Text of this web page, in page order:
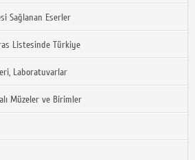
Sağlanan Eserler
Listesinde Türkiye
Laboratuvarlar
Müzeler ve Birimler